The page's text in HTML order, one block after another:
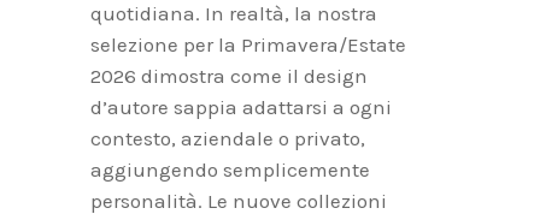
quotidiana. In realtà, la nostra
selezione per la Primavera/Estate
2026 dimostra come il design
d’autore sappia adattarsi a ogni
contesto, aziendale o privato,
aggiungendo semplicemente
personalità. Le nuove collezioni